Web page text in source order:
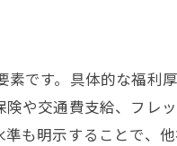
です。具体的な福利
や交通費支給、フレ
も明示することで、